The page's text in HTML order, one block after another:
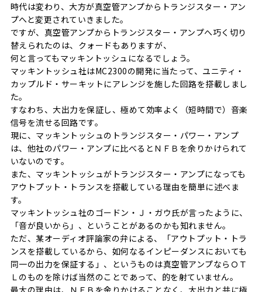
時代は変わり、大方が真空管アンプからトランジスター・アン
プへと変更されていきました。
ですが、真空管アンプからトランジスター・アンプへ巧く切り
替えられたのは、クォードもありますが、
何と言ってもマッキントッシュになるでしょう。
マッキントッシュ社はMC2300の開発に当たって、ユニティ・
カップルド・サーキットにアレンジを施した回路を搭載しまし
た。
すなわち、大出力を保証し、極めて効率よく（短時間で）音楽
信号を流せる回路です。
現に、マッキントッシュのトランジスター・パワー・アンプ
は、他社のパワー・アンプに比べるとＮＦＢを余りかけられて
いないのです。
また、マッキントッシュがトランジスター・アンプになっても
アウトプット・トランスを搭載している理由を簡単に述べま
す。
マッキントッシュ社のゴードン・Ｊ・ガウ氏が言ったように、
「音が良いから」、ということがあるのかも知れません。
ただ、某オーディオ評論家の弁による、「アウトプット・トラ
ンスを搭載しているから、如何なるインピーダンスにおいても
同一の出力を保証する」、というものは真空管アンプならＯＴ
Ｌのものを除けば当然のことであって、的を射ていません。